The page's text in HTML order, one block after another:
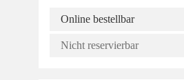
Online bestellbar
Nicht reservierbar